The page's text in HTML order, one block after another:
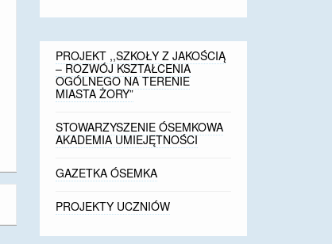
PROJEKT ,,SZKOŁY Z JAKOŚCIĄ
– ROZWÓJ KSZTAŁCENIA
OGÓLNEGO NA TERENIE
MIASTA ŻORY”
STOWARZYSZENIE ÓSEMKOWA
AKADEMIA UMIEJĘTNOŚCI
GAZETKA ÓSEMKA
PROJEKTY UCZNIÓW